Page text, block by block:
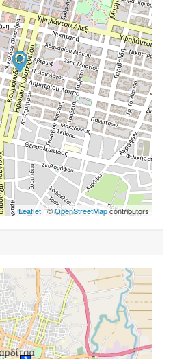
Leaflet | ©OpenStreetMapcontributors